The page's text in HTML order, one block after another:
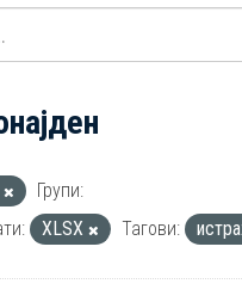
Групи:
XLSX Тагови: